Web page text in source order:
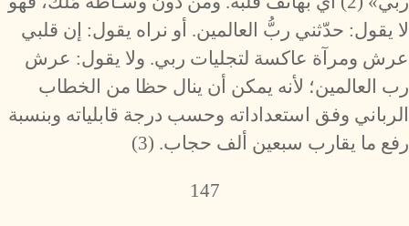
لا يقول: حدّثني ربُّ العالمين. أو نراه يقول: إن قلبي
عرش ومرآة عاكسة لتجليات ربي. ولا يقول: عرش
رب العالمين؛ لأنه يمكن أن ينال حظا من الخطاب
الرباني وفق استعداداته وحسب درجة قابلياته وبنسبة
رفع ما يقارب سبعين ألف حجاب. (3)
147